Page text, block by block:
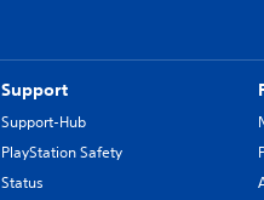
Support
Support-Hub
PlayStation Safety
Status